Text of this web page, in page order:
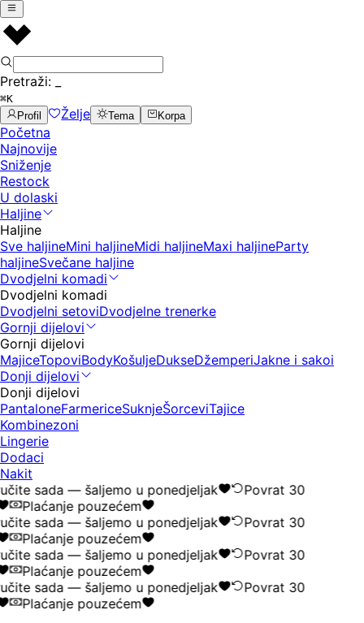
Pretraži:
⌘K
Profil
Želje Tema Korpa
Početna
Najnovije
Sniženje
Restock
U dolaski
Haljine
Haljine
Sve haljineMini haljineMidi haljineMaxi haljineParty
haljineSvečane haljine
Dvodjelni komadi
Dvodjelni komadi
Dvodjelni setoviDvodjelne trenerke
Gornji dijelovi
Gornji dijelovi
MajiceTopoviBodyKošuljeDukseDžemperiJakne i sakoi
Donji dijelovi
Donji dijelovi
PantaloneFarmericeSuknjeŠorceviTajice
Kombinezoni
Lingerie
Dodaci
Nakit
sada — šaljemo u ponedjeljak
Povrat 30
Plaćanje pouzećem
sada — šaljemo u ponedjeljak
Povrat 30
Plaćanje pouzećem
sada — šaljemo u ponedjeljak
Povrat 30
Plaćanje pouzećem
sada — šaljemo u ponedjeljak
Povrat 30
Plaćanje pouzećem